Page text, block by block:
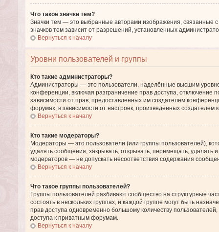
Что такое значки тем?
Значки тем — это выбранные авторами изображения,
значков тем зависит от разрешений, установленных
Вернуться к началу
Уровни пользователей и группы
Кто такие администраторы?
Администраторы — это пользователи, наделённые высшим
конференции, включая разграничение прав доступа, отключение
зависимости от прав, предоставленных им создателем
форумах, в зависимости от настроек, произведённых создателем
Вернуться к началу
Кто такие модераторы?
Модераторы — это пользователи (или группы пользователей),
удалять сообщения, закрывать, открывать, перемещать,
модераторов — не допускать несоответствия содержания
Вернуться к началу
Что такое группы пользователей?
Группы пользователей разбивают сообщество на структурные
состоять в нескольких группах, и каждой группе могут быть
прав доступа одновременно большому количеству
доступа к приватным форумам.
Вернуться к началу